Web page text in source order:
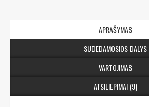
APRAŠYMAS
SUDEDAMOSIOS DALYS
VARTOJIMAS
ATSILIEPIMAI (9)